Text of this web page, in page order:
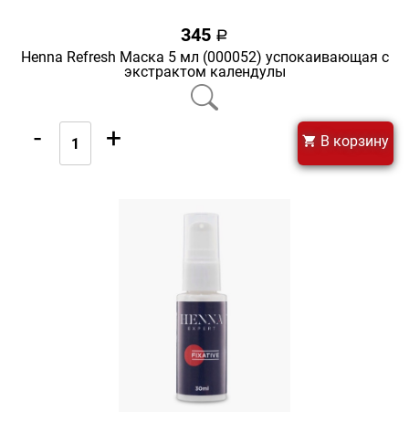
345 a
Henna Refresh Маска 5 мл (000052) успокаивающая с
экстрактом календулы
- + В корзину